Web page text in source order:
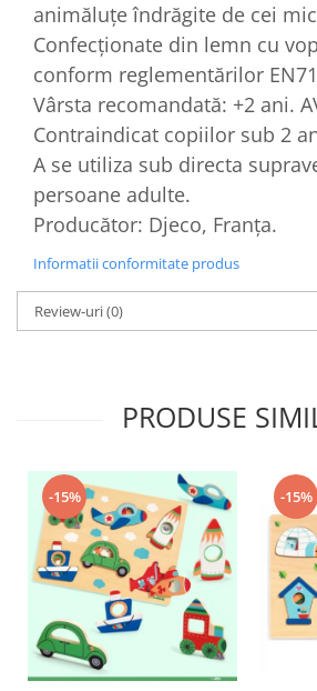
animăluțe îndrăgite de cei
Confecționate din lemn cu
conform reglementărilor
Vârsta recomandată: +2 ani.
Contraindicat copiilor sub 2
A se utiliza sub directa
persoane adulte.
Producător: Djeco, Franţa.
Informatii conformitate produs
Review-uri(0)
PRODUSE
-15% -15%